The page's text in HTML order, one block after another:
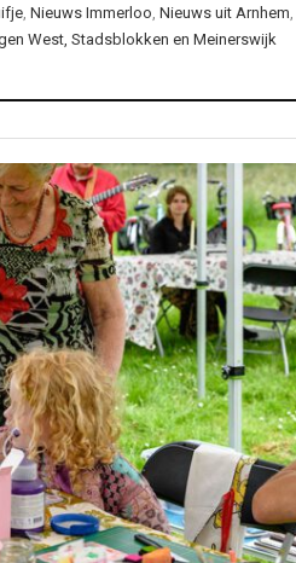
, Nieuws Immerloo, Nieuws uit Arnhem,
West, Stadsblokken en Meinerswijk